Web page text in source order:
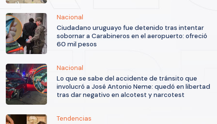
Nacional
Ciudadano uruguayo fue detenido tras intentar
sobornar a Carabineros en el aeropuerto: ofreció
60 mil pesos
Nacional
Lo que se sabe del accidente de tránsito que
involucró a José Antonio Neme: quedó en libertad
tras dar negativo en alcotest y narcotest
Tendencias